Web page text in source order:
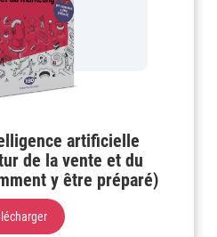
artificielle
de la vente et du
y être préparé)